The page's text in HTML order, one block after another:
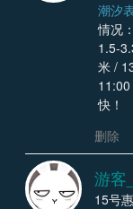
潮汐
情况
1.5-
米 /
快！
删除
游客
15号